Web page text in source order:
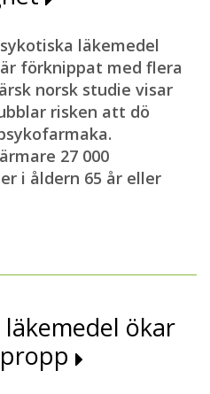
läkemedel
förknippat med flera
norsk studie visar
risken att dö
27 000
i åldern 65 år eller
ökar